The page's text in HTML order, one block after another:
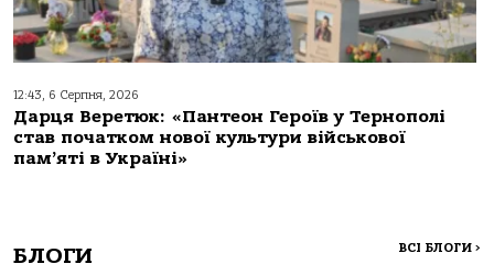
12:43, 6 Серпня, 2026
Дарця Веретюк: «Пантеон Героїв у Тернополі
став початком нової культури військової
пам’яті в Україні»
БЛОГИ ВСІ БЛОГИ >